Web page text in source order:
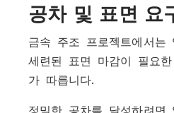
공차 및 표면 요
금속 주조 프로젝트에서는
세련된 표면 마감이 필요
가 따릅니다.
정밀한 공차를 달성하려면